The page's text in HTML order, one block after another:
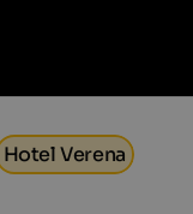
Hotel Verena